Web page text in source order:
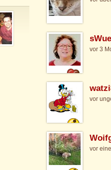
vor 3
vor
vor